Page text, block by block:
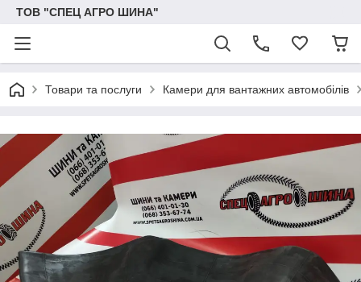
ТОВ "СПЕЦ АГРО ШИНА"
Товари та послуги Камери для вантажних автомобілів